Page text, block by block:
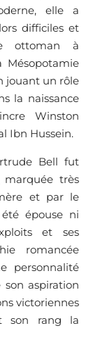
elle a
difficiles et
ottoman à
Mésopotamie
jouant un rôle
la naissance
Winston
Ibn Hussein.
Bell fut
marquée très
et par le
épouse ni
et ses
romancée
personnalité
aspiration
victoriennes
son rang la